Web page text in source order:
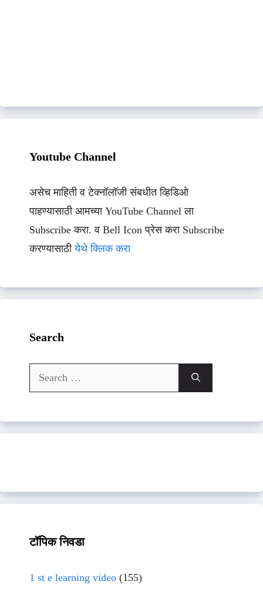
Youtube Channel
असेच माहिती व टेक्नॉलॉजी संबधीत व्हिडिओ
पाहण्यासाठी आमच्या YouTube Channel ला
Subscribe करा. व Bell Icon प्रेस करा Subscribe
करण्यासाठीयेथे क्लिक करा
Search
Search
for:
टॉपिक निवडा
1 st e learning video (155)